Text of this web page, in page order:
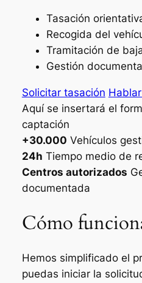
Tasación
Recogida del
Tramitación de
Gestión
Solicitar tasación
Aquí se insertará el
captación
+30.000 Vehículos
24h Tiempo medio de
Centros autorizados
documentada
Cómo
Hemos simplificado el
puedas iniciar la